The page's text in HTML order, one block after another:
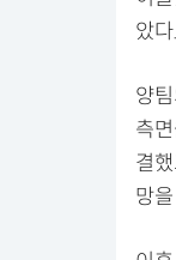
았
양
측
결
망